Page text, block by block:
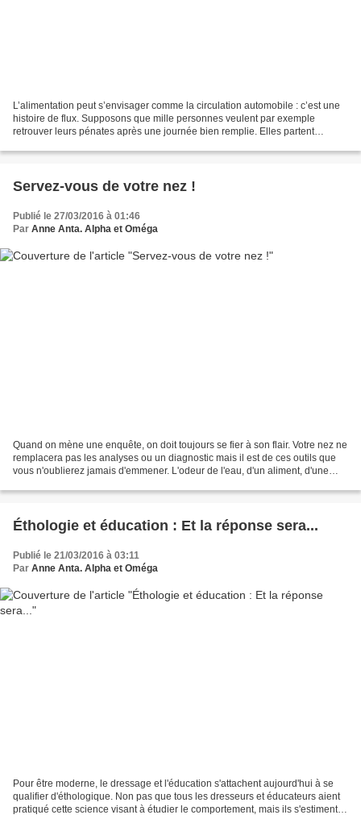
L’alimentation peut s’envisager comme la circulation automobile : c’est une
histoire de flux. Supposons que mille personnes veulent par exemple
retrouver leurs pénates après une journée bien remplie. Elles partent
Servez-vous de votre nez !
Publié le 27/03/2016 à 01:46
Par Anne Anta. Alpha et Oméga
Quand on mène une enquête, on doit toujours se fier à son flair. Votre nez ne
remplacera pas les analyses ou un diagnostic mais il est de ces outils que
vous n'oublierez jamais d'emmener. L'odeur de l'eau, d'un aliment, d'une
Éthologie et éducation : Et la réponse sera...
Publié le 21/03/2016 à 03:11
Par Anne Anta. Alpha et Oméga
Pour être moderne, le dressage et l'éducation s'attachent aujourd'hui à se
qualifier d'éthologique. Non pas que tous les dresseurs et éducateurs aient
pratiqué cette science visant à étudier le comportement, mais ils s'estiment